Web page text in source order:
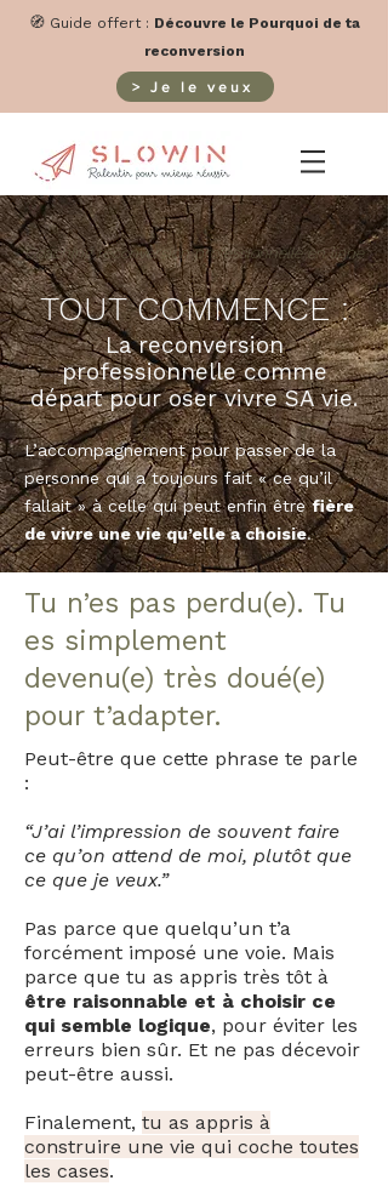
🧭 Guide offert : Découvre le Pourquoi de ta
reconversion
> Je le veux
Coaching reconversion professionnelle en ligne
TOUT COMMENCE :
La reconversion
professionnelle comme
départ pour oser vivre SA vie.
L’accompagnement pour passer de la
personne qui a toujours fait « ce qu’il
fallait » à celle qui peut enfin êtrefière
de vivre une vie qu’elle a choisie.
Tu n’es pas perdu(e). Tu
es simplement
devenu(e) très doué(e)
pour t’adapter.
Peut-être que cette phrase te parle
:
“J’ai l’impression de souvent faire
ce qu’on attend de moi, plutôt que
ce que je veux.”
Pas parce que quelqu’un t’a
forcément imposé une voie. Mais
parce que tu as appris très tôt à
être raisonnable et à choisir ce
qui semble logique, pour éviter les
erreurs bien sûr. Et ne pas décevoir
peut-être aussi.
Finalement, tu as appris à
construire une vie qui coche toutes
les cases.